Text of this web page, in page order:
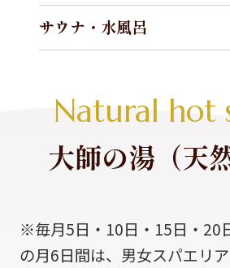
サウナ・水風呂
Natural hot
大師の湯（天
※毎月5日・10日・15日・20
の月6日間は、男女スパエリ